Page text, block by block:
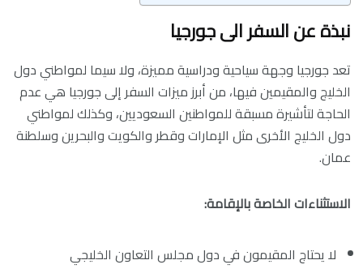
نبذة عن السفر الى جورجيا
تعد جورجيا وجهة سياحية ودراسية مميزة، ولا سيما لمواطني دول
الخليج والمقيمين فيها، من أبرز ميزات السفر إلى جورجيا هي عدم
الحاجة لتأشيرة مسبقة للمواطنين السعوديين، وكذلك لمواطني
دول الخليج الأخرى مثل الإمارات وقطر والكويت والبحرين وسلطنة
عمان.
الاستثناءات الخاصة بالإقامة:
لا يحتاج المقيمون في دول مجلس التعاون الخليجي